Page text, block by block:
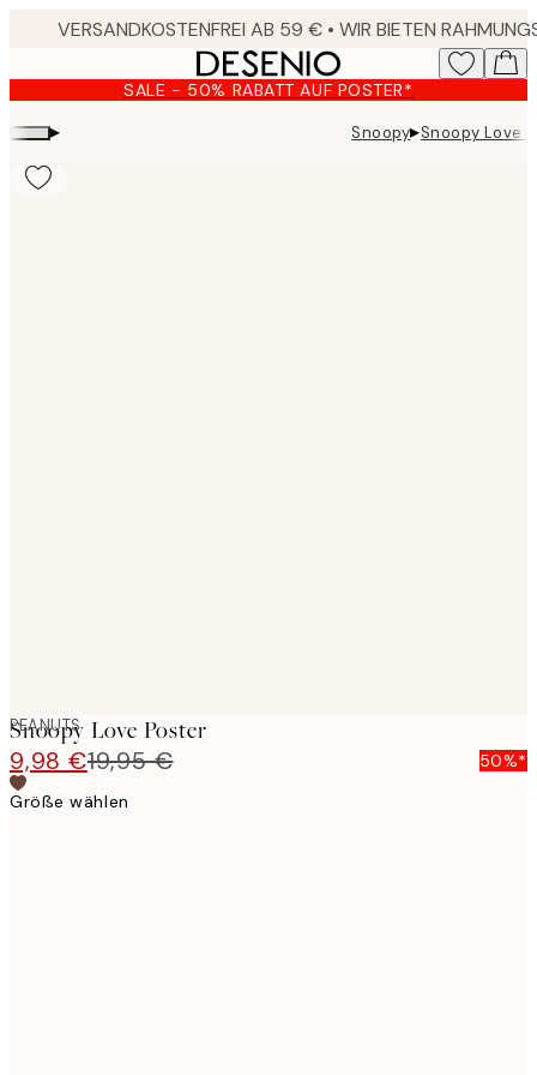
content.
SALE - 50% RABATT AUF POSTER*
▸ Snoopy▸Snoopy Love
PEANUTS
Snoopy Love Poster
9,98 €19,95 €
50%*
Größe wählen